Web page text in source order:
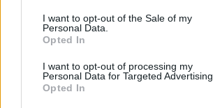
I want to opt-out of the Sale of my
Personal Data.
Opted In
I want to opt-out of processing my
Personal Data for Targeted Advertising.
Opted In